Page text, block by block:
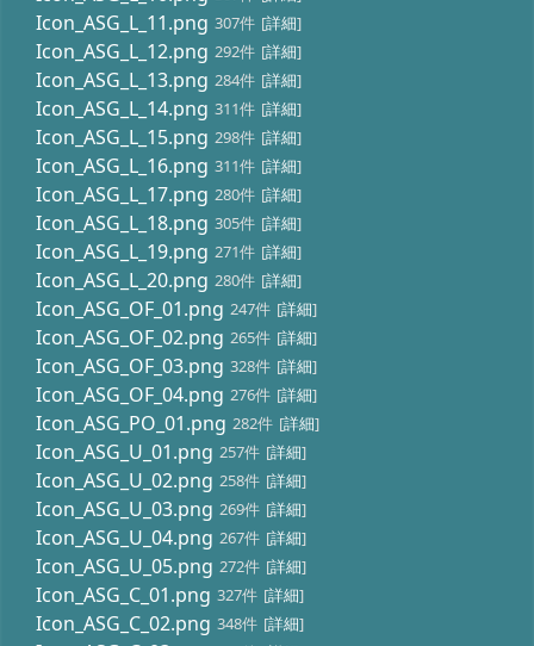
Icon_ASG_L_11.png 307件 [詳細]
Icon_ASG_L_12.png 292件 [詳細]
Icon_ASG_L_13.png 284件 [詳細]
Icon_ASG_L_14.png 311件 [詳細]
Icon_ASG_L_15.png 298件 [詳細]
Icon_ASG_L_16.png 311件 [詳細]
Icon_ASG_L_17.png 280件 [詳細]
Icon_ASG_L_18.png 305件 [詳細]
Icon_ASG_L_19.png 271件 [詳細]
Icon_ASG_L_20.png 280件 [詳細]
Icon_ASG_OF_01.png 247件 [詳細]
Icon_ASG_OF_02.png 265件 [詳細]
Icon_ASG_OF_03.png 328件 [詳細]
Icon_ASG_OF_04.png 276件 [詳細]
Icon_ASG_PO_01.png 282件 [詳細]
Icon_ASG_U_01.png 257件 [詳細]
Icon_ASG_U_02.png 258件 [詳細]
Icon_ASG_U_03.png 269件 [詳細]
Icon_ASG_U_04.png 267件 [詳細]
Icon_ASG_U_05.png 272件 [詳細]
Icon_ASG_C_01.png 327件 [詳細]
Icon_ASG_C_02.png 348件 [詳細]